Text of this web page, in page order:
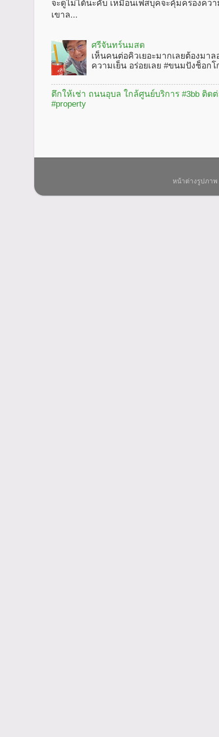
จะดูไม่ได้นะคับ เหมือนเฟสบุคจะคุ้มครองคว
เขาล...
ศรีจันทร์นมสด
เห็นคนต่อคิวเยอะมากเลยต้องมา
ความเย็น อร่อยเลย #ขนมปังช็อก
ตึกให้เช่า ถนนอุบล ใกล้ศูนย์บริการ #3bb ติดต่
#property
หน้าต่างรูปภา